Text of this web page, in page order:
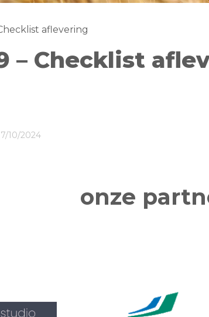
aflevering
– Checklist
10/2024
onze